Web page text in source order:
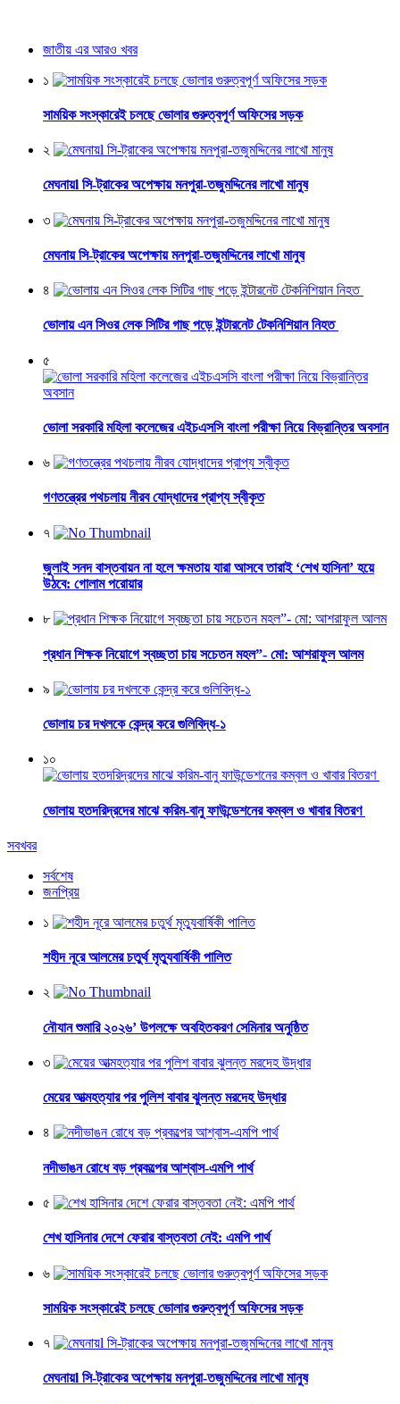
জাতীয় এর আরও খবর
১
সাময়িক সংস্কারেই চলছে ভোলার গুরুত্বপূর্ণ অফিসের সড়ক
২
মেঘনায়l সি-ট্রাকের অপেক্ষায় মনপুরা-তজুমদ্দিনের লাখো মানুষ
৩
মেঘনায় সি-ট্রাকের অপেক্ষায় মনপুরা-তজুমদ্দিনের লাখো মানুষ
৪
ভোলায় এন সিওর লেক সিটির গাছ পড়ে ইন্টারনেট টেকনিশিয়ান নিহত
৫
ভোলা সরকারি মহিলা কলেজের এইচএসসি বাংলা পরীক্ষা নিয়ে বিভ্রান্তির অবসান
৬
গণতন্ত্রের পথচলায় নীরব যোদ্ধাদের প্রাপ্য স্বীকৃত
৭
জুলাই সনদ বাস্তবায়ন না হলে ক্ষমতায় যারা আসবে তারাই ‘শেখ হাসিনা’ হয়ে
উঠবে: গোলাম পরোয়ার
৮
প্রধান শিক্ষক নিয়োগে স্বচ্ছতা চায় সচেতন মহল”- মো: আশরাফুল আলম
৯
ভোলায় চর দখলকে কেন্দ্র করে গুলিবিদ্ধ-১
১০
ভোলায় হতদরিদ্রদের মাঝে করিম-বানু ফাউন্ডেশনের কম্বল ও খাবার বিতরণ
সবখবর
সর্বশেষ
জনপ্রিয়
১
শহীদ নূরে আলমের চতুর্থ মৃত্যুবার্ষিকী পালিত
২
নৌযান শুমারি ২০২৬’ উপলক্ষে অবহিতকরণ সেমিনার অনুষ্ঠিত
৩
মেয়ের আত্মহত্যার পর পুলিশ বাবার ঝুলন্ত মরদেহ উদ্ধার
৪
নদীভাঙন রোধে বড় প্রকল্পের আশ্বাস-এমপি পার্থ
৫
শেখ হাসিনার দেশে ফেরার বাস্তবতা নেই: এমপি পার্থ
৬
সাময়িক সংস্কারেই চলছে ভোলার গুরুত্বপূর্ণ অফিসের সড়ক
৭
মেঘনায়l সি-ট্রাকের অপেক্ষায় মনপুরা-তজুমদ্দিনের লাখো মানুষ